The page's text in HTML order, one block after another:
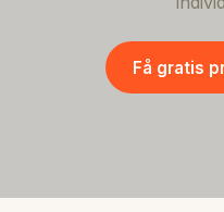
Få gratis